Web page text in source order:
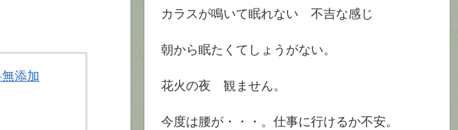
添加
カラスが鳴いて眠れない 不吉な感じ
朝から眠たくてしょうがない。
花火の夜 観ません。
今度は腰が・・・。仕事に行けるか不安。